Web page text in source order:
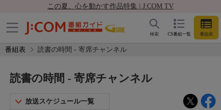
この夏、心を動かす作品特集 | J:COM TV
CS番組一覧 番組表
検索
番組表 読書の時間 - 寄席チャンネル
読書の時間 - 寄席チャンネル
放送スケジュール一覧